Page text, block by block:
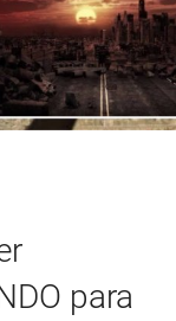
para